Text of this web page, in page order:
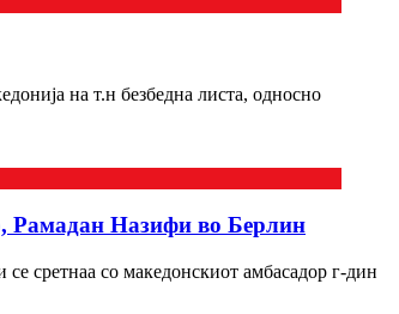
на т.н безбедна листа, односно
Рамадан Назифи во Берлин
сретнаа со македонскиот амбасадор г-дин